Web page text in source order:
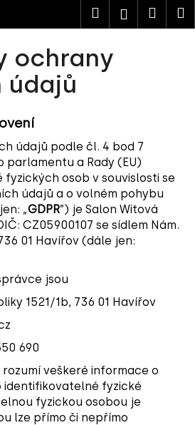
HledatPřihlášení
ochrany
údajů
údajů podle čl. 4 bod 7
parlamentu a Rady (EU)
fyzických osob v souvislosti se
údajů a o volném pohybu
„GDPR”) je Salon Witová
CZ05900107 se sídlem Nám.
01 Havířov (dále jen:
jsou
1521/1b, 736 01 Havířov
690
rozumí veškeré informace o
identifikovatelné fyzické
fyzickou osobou je
lze přímo či nepřímo